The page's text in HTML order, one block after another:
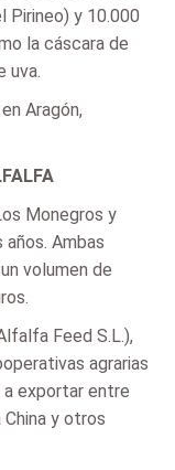
Pirineo) y 10.000
la cáscara de
uva.
Aragón,
Monegros y
Ambas
volumen de
Feed S.L.),
agrarias
a exportar entre
y otros